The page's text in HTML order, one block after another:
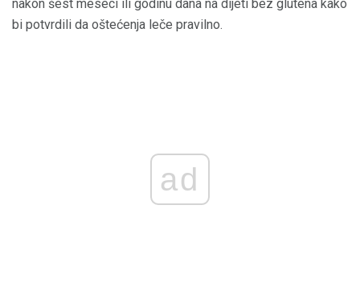
nakon šest meseci ili godinu dana na dijeti bez glutena kako
bi potvrdili da oštećenja leče pravilno.
ad